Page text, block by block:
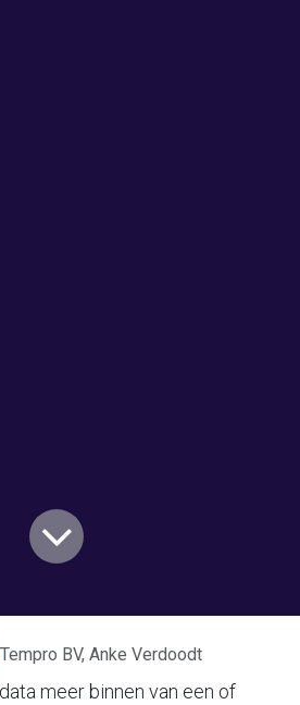
Tempro BV, Anke Verdoodt
meer binnen van een of